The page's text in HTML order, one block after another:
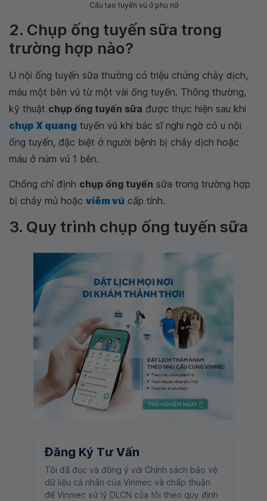
Cấu tạo tuyến vú ở phụ nữ
2. Chụp ống tuyến sữa trong
trường hợp nào?
U nội ống tuyến sữa thường có triệu chứng chảy dịch,
máu một bên vú từ một vài ống tuyến. Thông thường,
kỹ thuật chụp ống tuyến sữa được thực hiện sau khi
chụp X quang tuyến vú khi bác sĩ nghi ngờ có u nội
ống tuyến, đặc biệt ở người bệnh bị chảy dịch hoặc
máu ở núm vú 1 bên.
Chống chỉ định chụp ống tuyến sữa trong trường hợp
bị chảy mủ hoặc viêm vú cấp tính.
3. Quy trình chụp ống tuyến sữa
Đăng Ký Tư Vấn
Tôi đã đọc và đồng ý với Chính sách bảo vệ
dữ liệu cá nhân của Vinmec và chấp thuận
để Vinmec xử lý DLCN của tôi theo quy định